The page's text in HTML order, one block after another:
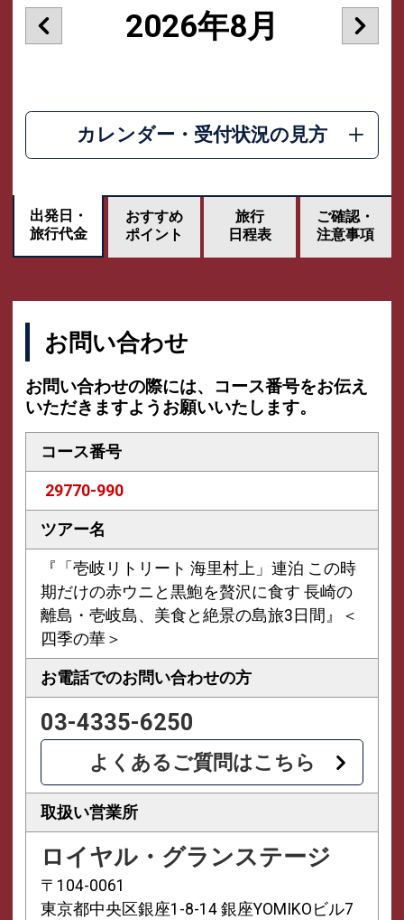
2026年8月
カレンダー・受付状況の見方
出発日・
旅行代金
おすすめ
ポイント
旅行
日程表
ご確認・
注意事項
お問い合わせ
お問い合わせの際には、コース番号をお伝え
いただきますようお願いいたします。
コース番号
29770-990
ツアー名
『「壱岐リトリート 海里村上」連泊 この時
期だけの赤ウニと黒鮑を贅沢に食す 長崎の
離島・壱岐島、美食と絶景の島旅3日間』＜
四季の華＞
お電話でのお問い合わせの方
03-4335-6250
よくあるご質問はこちら
取扱い営業所
ロイヤル・グランステージ
〒104-0061
東京都中央区銀座1-8-14 銀座YOMIKOビル7